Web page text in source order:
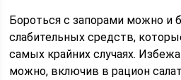
Бороться с запорами можно и
слабительных средств,
самых крайних случаях.
можно, включив в рацион